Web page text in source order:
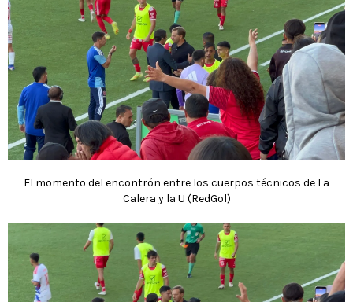
El momento del encontrón entre los cuerpos técnicos de La
Calera y la U (RedGol)